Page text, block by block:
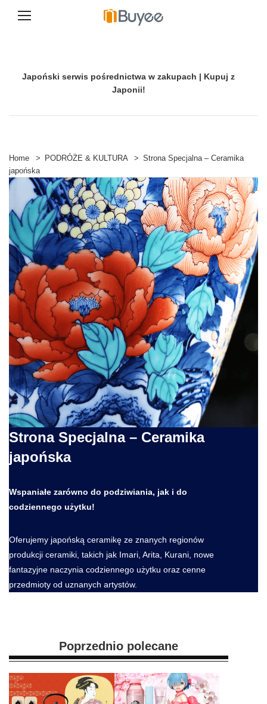
e
ś
c
i
Japoński serwis pośrednictwa w zakupach | Kupuj z
Japonii!
Home > PODRÓŻE & KULTURA > Strona Specjalna – Ceramika
japońska
Strona Specjalna – Ceramika
japońska
Wspaniałe zarówno do podziwiania, jak i do
codziennego użytku!
Oferujemy japońską ceramikę ze znanych regionów
produkcji ceramiki, takich jak Imari, Arita, Kurani, nowe
fantazyjne naczynia codziennego użytku oraz cenne
przedmioty od uznanych artystów.
Poprzednio polecane